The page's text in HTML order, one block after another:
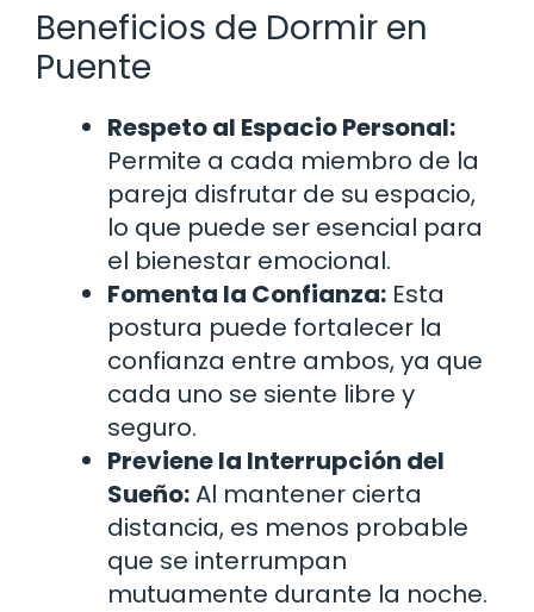
Beneficios de Dormir en
Puente
Respeto al Espacio Personal:
Permite a cada miembro de la
pareja disfrutar de su espacio,
lo que puede ser esencial para
el bienestar emocional.
Fomenta la Confianza: Esta
postura puede fortalecer la
confianza entre ambos, ya que
cada uno se siente libre y
seguro.
Previene la Interrupción del
Sueño:Al mantener cierta
distancia, es menos probable
que se interrumpan
mutuamente durante la noche.